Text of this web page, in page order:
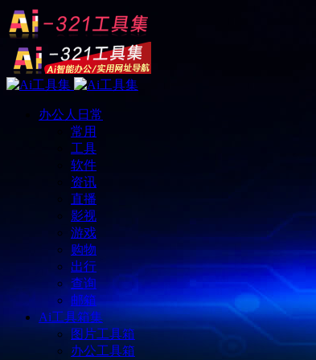
办公人日常
常用
工具
软件
资讯
直播
影视
游戏
购物
出行
查询
邮箱
Ai工具箱集
图片工具箱
办公工具箱